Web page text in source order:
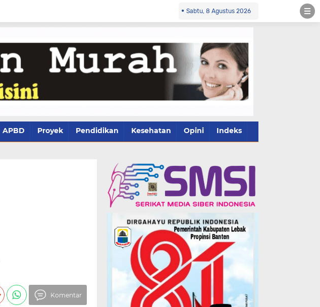
Sabtu, 8 Agustus 2026
APBD Proyek Pendidikan Kesehatan Opini Indeks
Komentar